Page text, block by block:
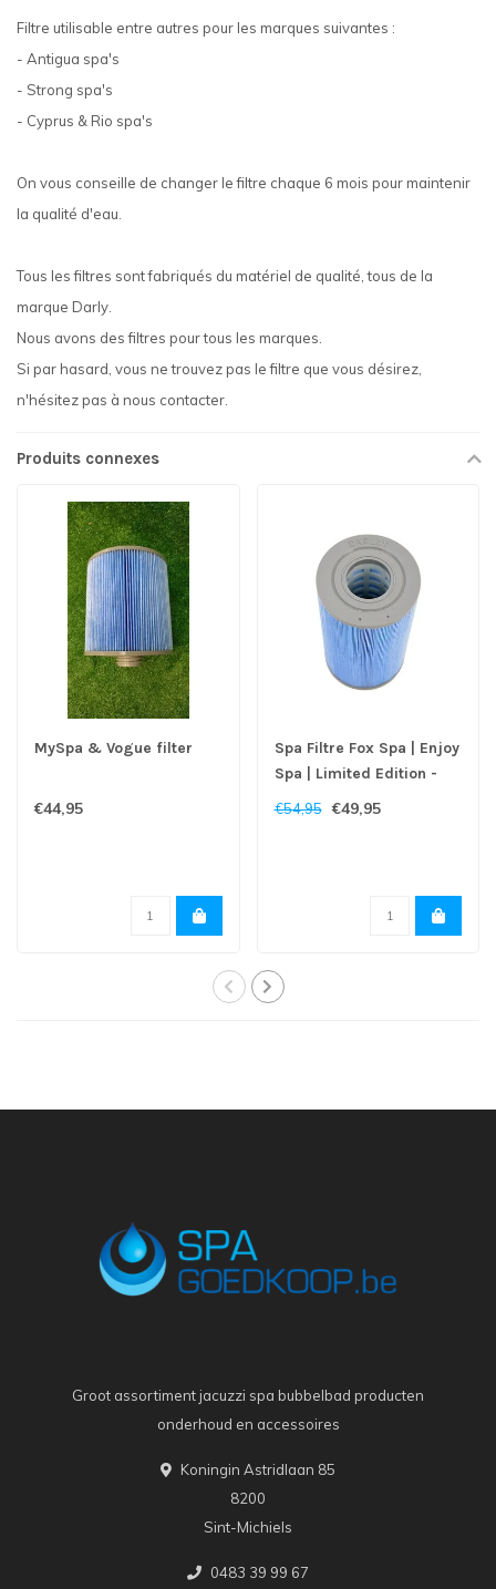
Filtre utilisable entre autres pour les marques suivantes :
- Antigua spa's
- Strong spa's
- Cyprus & Rio spa's
On vous conseille de changer le filtre chaque 6 mois pour maintenir
la qualité d'eau.
Tous les filtres sont fabriqués du matériel de qualité, tous de la
marque Darly.
Nous avons des filtres pour tous les marques.
Si par hasard, vous ne trouvez pas le filtre que vous désirez,
n'hésitez pas à nous contacter.
Produits connexes
MySpa & Vogue filter
€44,95
Spa Filtre Fox Spa | Enjoy
Spa | Limited Edition -
Copy
€54,95 €49,95
Groot assortiment jacuzzi spa bubbelbad producten
onderhoud en accessoires
Koningin Astridlaan 85
8200
Sint-Michiels
0483 39 99 67